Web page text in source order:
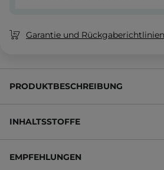
Garantie und Rückgaberichtlinien
PRODUKTBESCHREIBUNG
INHALTSSTOFFE
EMPFEHLUNGEN